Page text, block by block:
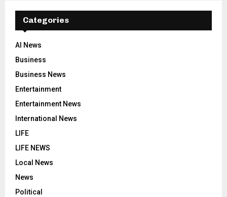
Categories
AI News
Business
Business News
Entertainment
Entertainment News
International News
LIFE
LIFE NEWS
Local News
News
Political